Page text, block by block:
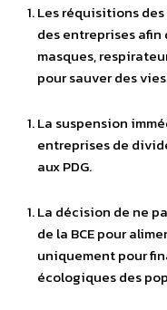
Les réquisitions
des entreprises afin
masques,
pour sauver des
La suspension
entreprises de
aux PDG.
La décision de ne
de la BCE pour
uniquement pour
écologiques des